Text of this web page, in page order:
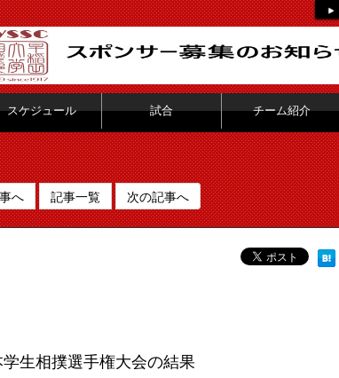
スケジュール 試合 チーム紹介
へ 記事一覧 次の記事へ
生相撲選手権大会の結果